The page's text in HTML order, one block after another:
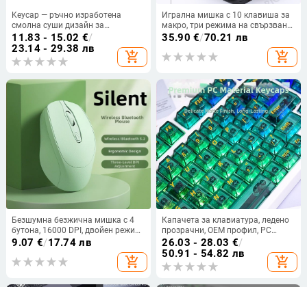
Keycap — ръчно изработена
смолна суши дизайн за
механични клавиатури с кръстов
вал; персонализирано лого;
възможност за частна марка
11.83 - 15.02 €/
23.14 - 29.38 лв
add_shopping_cart
Игрална мишка с 10 клавиша за
макро, три режима на свързване
(кабелна, 2.4G и Bluetooth), 10000
35.90 €/70.21 лв
add_shopping_cart
Безшумна безжична мишка с 4
бутона, 16000 DPI, двойен режим
Bluetooth + 2,4G, презареждаема,
9.07 €/17.74 лв
add_shopping_cart
Капачета за клавиатура, ледено
прозрачни, OEM профил, PC
материал, съвместими с
механични клавиатури
61/68/87/98/99/104
26.03 - 28.03 €/
50.91 - 54.82 лв
add_shopping_cart